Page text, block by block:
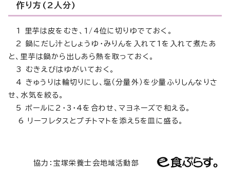
作り方(2人分)
1 里芋は皮をむき、1/4位に切りゆでておく。
2 鍋にだし汁としょうゆ・みりんを入れて1を入れて煮たあ
と、里芋は鍋から出しあら熱を取っておく。
3 むきえびはゆがいておく。
4 きゅうりは輪切りにし、塩（分量外）を少量ふりしんなりさ
せ、水気を絞る。
5 ボールに2・3・4を合わせ、マヨネーズで和える。
6 リーフレタスとプチトマトを添え5を皿に盛る。
協力：宝塚栄養士会地域活動部